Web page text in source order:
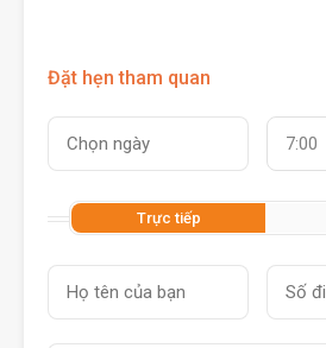
Đặt hẹn tham quan
7:00
Trực tiếp